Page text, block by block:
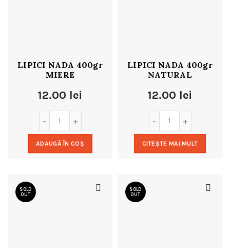
LIPICI NADA 400gr
MIERE
12.00 lei
ADAUGĂ ÎN COȘ
LIPICI NADA 400gr
NATURAL
12.00 lei
CITEȘTE MAI MULT
SOLD
OUT
SOLD
OUT